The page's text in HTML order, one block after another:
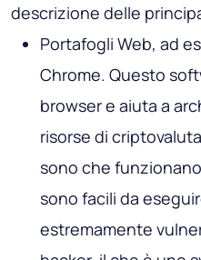
descrizione delle
Portafogli Web, ad
Chrome. Questo
browser e aiuta a
risorse di
sono che
sono facili da
estremamente